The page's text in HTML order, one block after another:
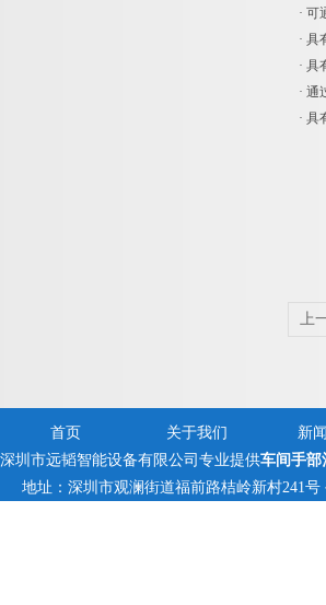
·
·
·
·
·
上
首页 关于我们 新
深圳市远韬智能设备有限公司专业提供车间手部
地址：深圳市观澜街道福前路桔岭新村241号